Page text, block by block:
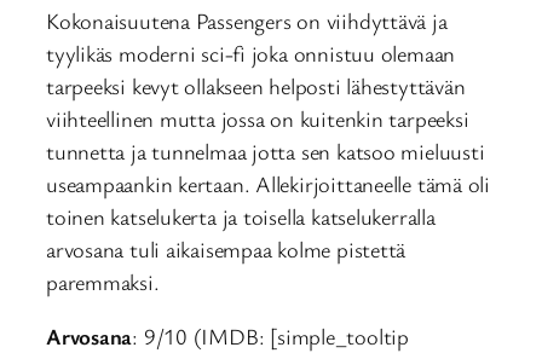
Kokonaisuutena Passengers on viihdyttävä ja
tyylikäs moderni sci-fi joka onnistuu olemaan
tarpeeksi kevyt ollakseen helposti lähestyttävän
viihteellinen mutta jossa on kuitenkin tarpeeksi
tunnetta ja tunnelmaa jotta sen katsoo mieluusti
useampaankin kertaan. Allekirjoittaneelle tämä oli
toinen katselukerta ja toisella katselukerralla
arvosana tuli aikaisempaa kolme pistettä
paremmaksi.
Arvosana: 9/10 (IMDB: [simple_tooltip